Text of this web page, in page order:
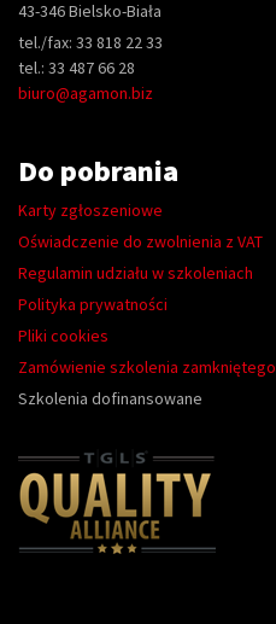
43-346 Bielsko-Biała
tel./fax: 33 818 22 33
tel.: 33 487 66 28
biuro@agamon.biz
Do pobrania
Karty zgłoszeniowe
Oświadczenie do zwolnienia z VAT
Regulamin udziału w szkoleniach
Polityka prywatności
Pliki cookies
Zamówienie szkolenia zamkniętego
Szkolenia dofinansowane